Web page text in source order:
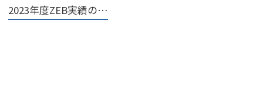
2023年度ZEB実績の…